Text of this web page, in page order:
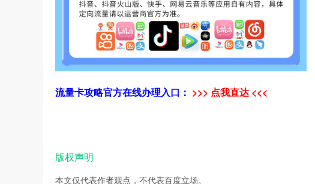
流量卡攻略官方在线办理入口： >>> 点我直达 <<<
版权声明
本文仅代表作者观点，不代表百度立场。